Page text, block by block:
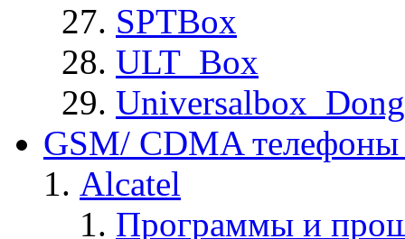
SPTBox
ULT_Box
GSM/ CDMA
Alcatel
Программы и